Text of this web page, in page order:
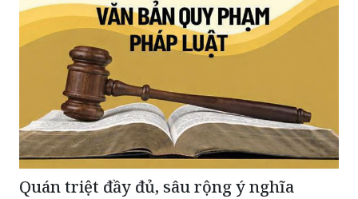
Quán triệt đầy đủ, sâu rộng ý nghĩa